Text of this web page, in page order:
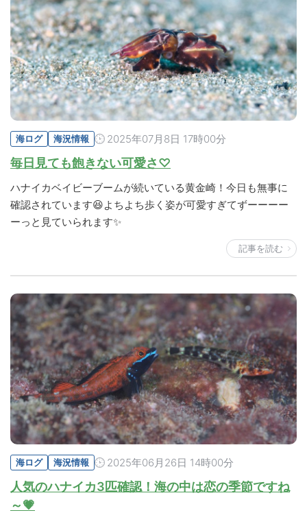
海ログ 海況情報 2025年07月8日 17時00分
毎日見ても飽きない可愛さ♡
ハナイカベイビーブームが続いている黄金崎！今日も無事に
確認されています😆よちよち歩く姿が可愛すぎてずーーーー
ーっと見ていられます✨
記事を読む
海ログ 海況情報 2025年06月26日 14時00分
人気のハナイカ3匹確認！海の中は恋の季節ですね
～💗